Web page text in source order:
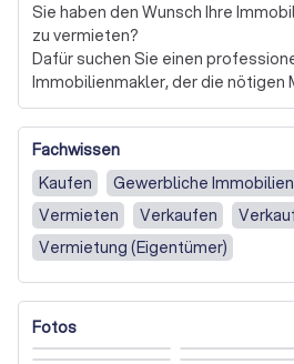
Sie haben den Wunsch Ihre
zu vermieten?
Dafür suchen Sie einen
Immobilienmakler, der die nötigen
besitzt und den bestmöglichen
erzielt?
Dann nehmen Sie mit uns Kontakt
Sie über unsere Dienstleistungen.
Sie suchen eine Immobilie die
Haben aber Ihr Traumobjekt noch
kostenlos und unverbindlich Ihre
wir suchen für Sie das passende
Fachwissen
Kaufen
Gewerbliche Immobilien
Vermieten
Verkaufen
Vermietung (Eigentümer)
Fotos